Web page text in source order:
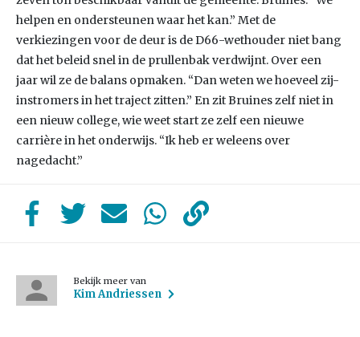
helpen en ondersteunen waar het kan.” Met de
verkiezingen voor de deur is de D66-wethouder niet bang
dat het beleid snel in de prullenbak verdwijnt. Over een
jaar wil ze de balans opmaken. “Dan weten we hoeveel zij-
instromers in het traject zitten.” En zit Bruines zelf niet in
een nieuw college, wie weet start ze zelf een nieuwe
carrière in het onderwijs. “Ik heb er weleens over
nagedacht.”
Bekijk meer van
Kim Andriessen